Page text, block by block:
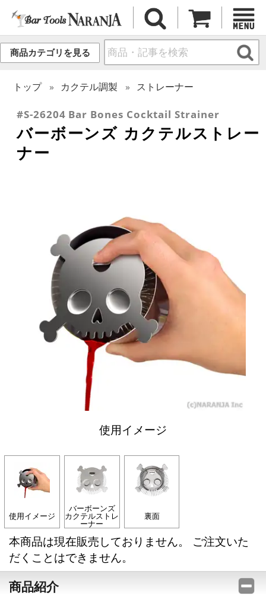
商品カテゴリを見る
トップ カクテル調製 ストレーナー
#S-26204 Bar Bones Cocktail Strainer
バーボーンズ カクテルストレー
ナー
使用イメージ
使用イメージ
バーボーンズ
カクテルストレ
ーナー
裏面
本商品は現在販売しておりません。 ご注文いた
だくことはできません。
商品紹介